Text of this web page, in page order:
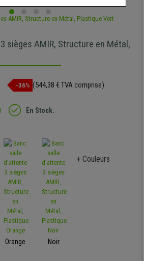
sièges AMIR, Structure en Métal,
-36% (544,38 € TVA comprise)
En Stock.
Orange Noir
+ Couleurs